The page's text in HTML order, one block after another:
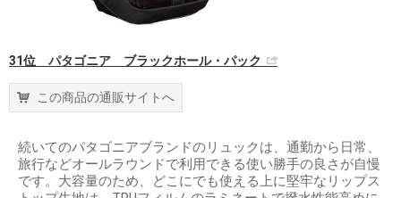
31位 パタゴニア ブラックホール・パック
この商品の通販サイトへ
続いてのパタゴニアブランドのリュックは、通勤から日常、
旅行などオールラウンドで利用できる使い勝手の良さが自慢
です。大容量のため、どこにでも使える上に堅牢なリップス